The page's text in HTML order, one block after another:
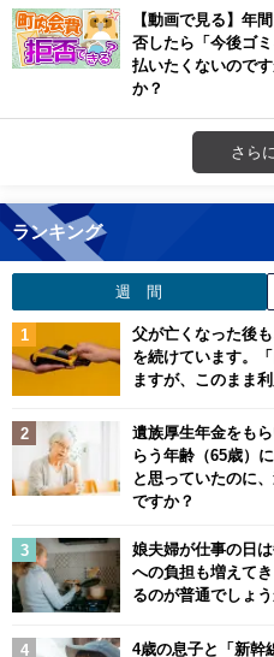
【動画で見る】年
否したら「今後ゴ
払いたくないので
か？
さら
ランキング
週 間
父が亡くなった後
を続けています。
ますが、このまま
遺族厚生年金をも
らう年齢（65歳）
と思っていたのに
ですか？
娘夫婦が仕事の日
への負担も増えて
るのが普通でしょう
4歳の息子と「新幹